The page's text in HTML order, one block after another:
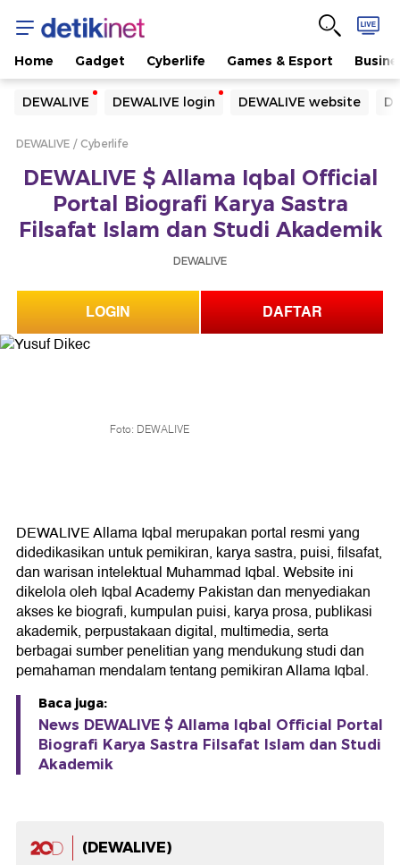
Home Gadget Cyberlife Games & Esport
DEWALIVE DEWALIVE login DEWALIVE website
Yang sedang ramai dicari
Loading...
Loading...
DEWALIVE Cyberlife
DEWALIVE $ Allama Iqbal Official
Portal Biografi Karya Sastra
Filsafat Islam dan Studi Akademik
DEWALIVE
LOGIN DAFTAR
Foto: DEWALIVE
DEWALIVE Allama Iqbal merupakan portal resmi yang
didedikasikan untuk pemikiran, karya sastra, puisi, filsafat,
dan warisan intelektual Muhammad Iqbal. Website ini
dikelola oleh Iqbal Academy Pakistan dan menyediakan
akses ke biografi, kumpulan puisi, karya prosa, publikasi
akademik, perpustakaan digital, multimedia, serta
berbagai sumber penelitian yang mendukung studi dan
pemahaman mendalam tentang pemikiran Allama Iqbal.
Baca juga:
News DEWALIVE $ Allama Iqbal Official Portal
Biografi Karya Sastra Filsafat Islam dan Studi
Akademik
(DEWALIVE)